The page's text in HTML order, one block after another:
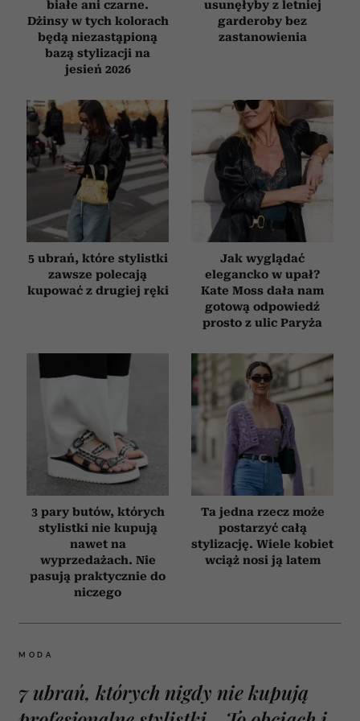
białe ani czarne.
Dżinsy w tych kolorach
będą niezastąpioną
bazą stylizacji na
jesień 2026
usunęłyby z letniej
garderoby bez
zastanowienia
5 ubrań, które stylistki
zawsze polecają
kupować z drugiej ręki
Jak wyglądać
elegancko w upał?
Kate Moss dała nam
gotową odpowiedź
prosto z ulic Paryża
3 pary butów, których
stylistki nie kupują
nawet na
wyprzedażach. Nie
pasują praktycznie do
niczego
Ta jedna rzecz może
postarzyć całą
stylizację. Wiele kobiet
wciąż nosi ją latem
MODA
7 ubrań, których nigdy nie kupują